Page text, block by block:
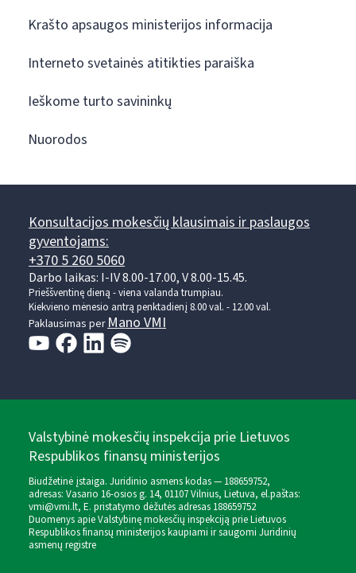
Krašto apsaugos ministerijos informacija
Interneto svetainės atitikties paraiška
Ieškome turto savininkų
Nuorodos
Konsultacijos mokesčių klausimais ir paslaugos
gyventojams:
+370 5 260 5060
Darbo laikas: I-IV 8.00-17.00, V 8.00-15.45.
Prieššventinę dieną - viena valanda trumpiau.
Kiekvieno mėnesio antrą penktadienį 8.00 val. - 12.00 val.
Paklausimas perMano VMI
Valstybinė mokesčių inspekcija prie Lietuvos
Respublikos finansų ministerijos
Biudžetinė įstaiga. Juridinio asmens kodas — 188659752,
adresas: Vasario 16-osios g. 14, 01107 Vilnius, Lietuva, el.paštas:
vmi@vmi.lt, E. pristatymo dėžutės adresas 188659752
Duomenys apie Valstybinę mokesčių inspekciją prie Lietuvos
Respublikos finansų ministerijos kaupiami ir saugomi Juridinių
asmenų registre